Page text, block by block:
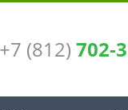
+7 (812) 702-